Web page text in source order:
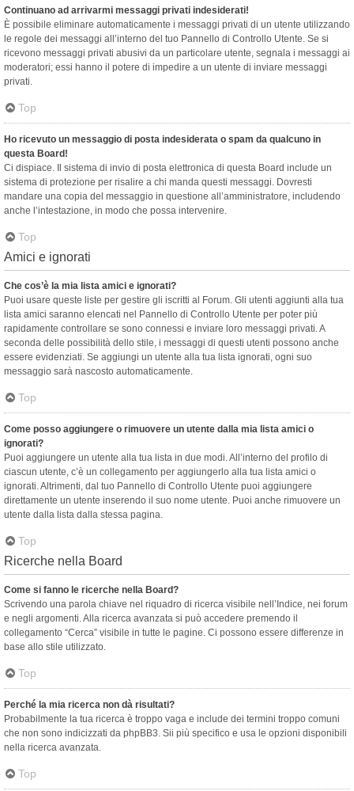
Continuano ad arrivarmi messaggi privati indesiderati!
È possibile eliminare automaticamente i messaggi privati ​​di un utente utilizzando
le regole dei messaggi all’interno del tuo Pannello di Controllo Utente. Se si
ricevono messaggi privati ​​abusivi da un particolare utente, segnala i messaggi ai
moderatori; essi hanno il potere di impedire a un utente di inviare messaggi
privati​​.
Top
Ho ricevuto un messaggio di posta indesiderata o spam da qualcuno in
questa Board!
Ci dispiace. Il sistema di invio di posta elettronica di questa Board include un
sistema di protezione per risalire a chi manda questi messaggi. Dovresti
mandare una copia del messaggio in questione all’amministratore, includendo
anche l’intestazione, in modo che possa intervenire.
Top
Amici e ignorati
Che cos’è la mia lista amici e ignorati?
Puoi usare queste liste per gestire gli iscritti al Forum. Gli utenti aggiunti alla tua
lista amici saranno elencati nel Pannello di Controllo Utente per poter più
rapidamente controllare se sono connessi e inviare loro messaggi privati. A
seconda delle possibilità dello stile, i messaggi di questi utenti possono anche
essere evidenziati. Se aggiungi un utente alla tua lista ignorati, ogni suo
messaggio sarà nascosto automaticamente.
Top
Come posso aggiungere o rimuovere un utente dalla mia lista amici o
ignorati?
Puoi aggiungere un utente alla tua lista in due modi. All’interno del profilo di
ciascun utente, c’è un collegamento per aggiungerlo alla tua lista amici o
ignorati. Altrimenti, dal tuo Pannello di Controllo Utente puoi aggiungere
direttamente un utente inserendo il suo nome utente. Puoi anche rimuovere un
utente dalla lista dalla stessa pagina.
Top
Ricerche nella Board
Come si fanno le ricerche nella Board?
Scrivendo una parola chiave nel riquadro di ricerca visibile nell’Indice, nei forum
e negli argomenti. Alla ricerca avanzata si può accedere premendo il
collegamento “Cerca” visibile in tutte le pagine. Ci possono essere differenze in
base allo stile utilizzato.
Top
Perché la mia ricerca non dà risultati?
Probabilmente la tua ricerca è troppo vaga e include dei termini troppo comuni
che non sono indicizzati da phpBB3. Sii più specifico e usa le opzioni disponibili
nella ricerca avanzata.
Top